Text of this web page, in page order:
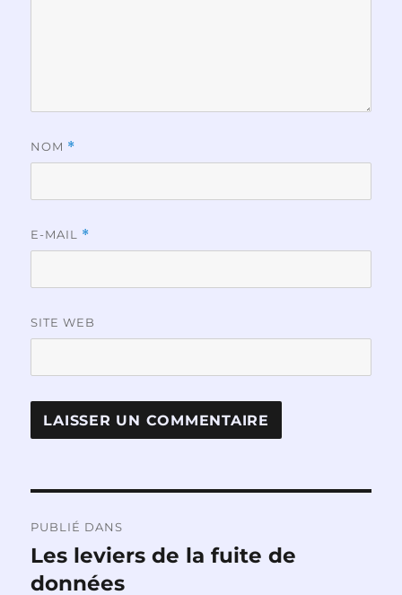
NOM *
E-MAIL *
SITE WEB
de
l’article
PUBLIÉ DANS
Les leviers de la fuite de
données